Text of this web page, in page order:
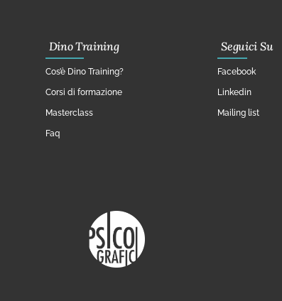
Dino Training
Cos’è Dino Training?
Corsi di formazione
Masterclass
Faq
Seguici Su
Facebook
Linkedin
Mailing list